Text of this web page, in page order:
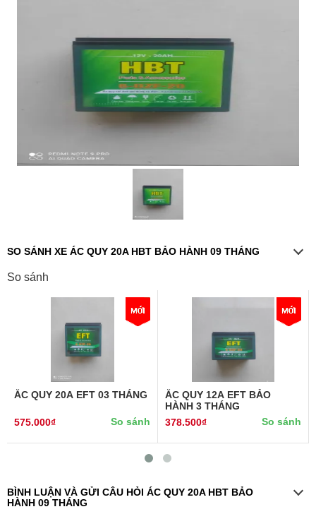
SO SÁNH XE ÁC QUY 20A HBT BẢO HÀNH 09 THÁNG
So sánh
ẮC QUY 20A EFT 03 THÁNG
575.000₫ So sánh
ẮC QUY 12A EFT BẢO
HÀNH 3 THÁNG
378.500₫
So sánh
BÌNH LUẬN VÀ GỬI CÂU HỎI ÁC QUY 20A HBT BẢO
HÀNH 09 THÁNG